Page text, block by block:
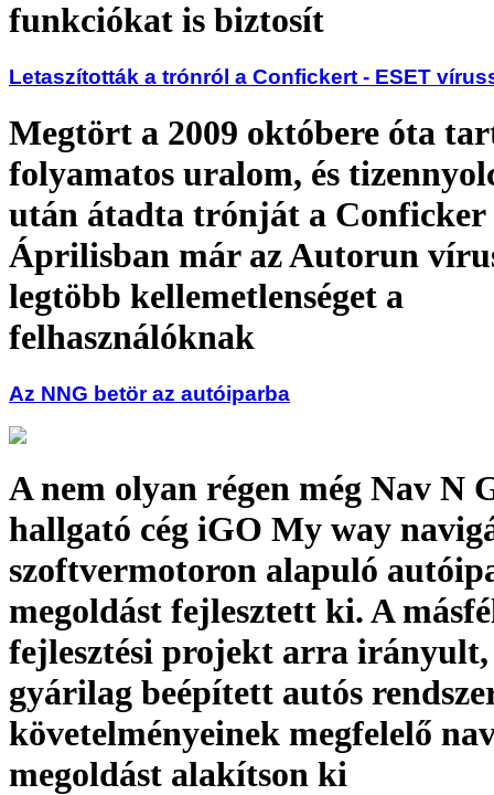
funkciókat is biztosít
Letaszították a trónról a Confickert - ESET
Megtört a 2009 októbere óta
folyamatos uralom, és
után átadta trónját a Conficker
Áprilisban már az Autorun
legtöbb kellemetlenséget a
felhasználóknak
Az NNG betör az autóiparba
A nem olyan régen még Nav N
hallgató cég iGO My way
szoftvermotoron alapuló
megoldást fejlesztett ki. A
fejlesztési projekt arra irányult,
gyárilag beépített autós
követelményeinek megfelelő
megoldást alakítson ki